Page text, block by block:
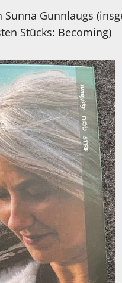
Gunnlaugs
Stücks: Becoming)